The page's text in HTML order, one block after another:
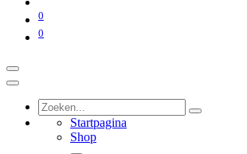
0
0
Startpagina
Shop